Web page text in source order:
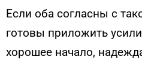
Если оба согласны с
готовы приложить
хорошее начало,